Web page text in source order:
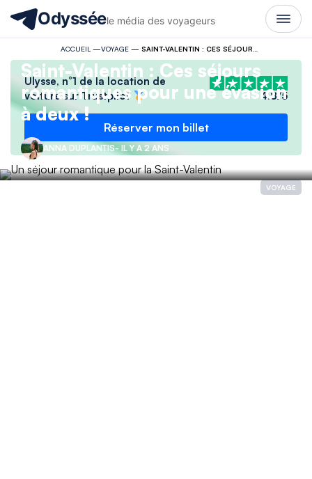
Odysséele média des voyageurs
ACCUEIL —VOYAGE—
Ulysse, n°1 de la location de
voiture sur Trustpilot
4.8/5
Réserver mon billet
VOYAGE
Saint-Valentin : Ces séjours
romantiques pour une évasion
à deux !
ANNA DUPLANTIS- IL Y A 2 ANS